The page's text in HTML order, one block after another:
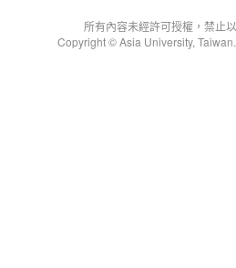
所有內容未經許可授權，禁止
Copyright © Asia University,